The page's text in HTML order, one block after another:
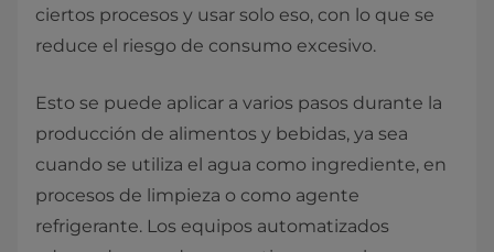
ciertos procesos y usar solo eso, con lo que se
reduce el riesgo de consumo excesivo.
Esto se puede aplicar a varios pasos durante la
producción de alimentos y bebidas, ya sea
cuando se utiliza el agua como ingrediente, en
procesos de limpieza o como agente
refrigerante. Los equipos automatizados